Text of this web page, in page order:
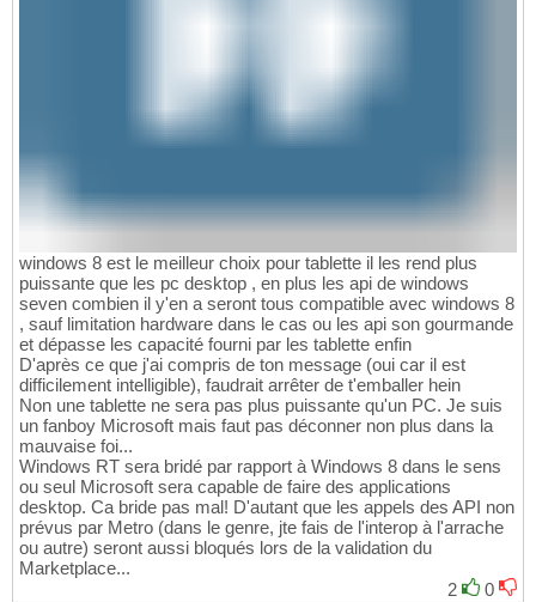
windows 8 est le meilleur choix pour tablette il les rend plus
puissante que les pc desktop , en plus les api de windows
seven combien il y'en a seront tous compatible avec windows 8
, sauf limitation hardware dans le cas ou les api son gourmande
et dépasse les capacité fourni par les tablette enfin
D'après ce que j'ai compris de ton message (oui car il est
difficilement intelligible), faudrait arrêter de t'emballer hein
Non une tablette ne sera pas plus puissante qu'un PC. Je suis
un fanboy Microsoft mais faut pas déconner non plus dans la
mauvaise foi...
Windows RT sera bridé par rapport à Windows 8 dans le sens
ou seul Microsoft sera capable de faire des applications
desktop. Ca bride pas mal! D'autant que les appels des API non
prévus par Metro (dans le genre, jte fais de l'interop à l'arrache
ou autre) seront aussi bloqués lors de la validation du
Marketplace...
2
0